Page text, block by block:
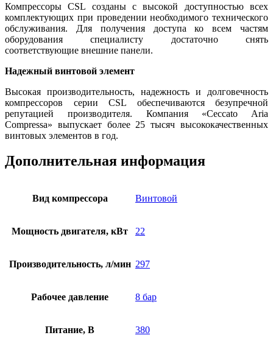
Компрессоры CSL созданы с высокой доступностью всех
комплектующих при проведении необходимого технического
обслуживания. Для получения доступа ко всем частям
оборудования специалисту достаточно снять
соответствующие внешние панели.
Надежный винтовой элемент
Высокая производительность, надежность и долговечность
компрессоров серии CSL обеспечиваются безупречной
репутацией производителя. Компания «Ceccato Aria
Compressa» выпускает более 25 тысяч высококачественных
винтовых элементов в год.
Дополнительная информация
Вид компрессора Винтовой
Мощность двигателя, кВт 22
Производительность, л/мин 297
Рабочее давление 8 бар
Питание, В 380